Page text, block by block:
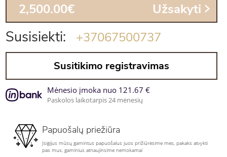
2,500.00€ Užsakyti
Susisiekti: +37067500737
Susitikimo registravimas
Mėnesio įmoka nuo 121.67 €
Paskolos laikotarpis 24 mėnesių
Papuošalų priežiūra
Įsigijus mūsų gamintus papuošalus juos prižiūrėsime mes, pakaks atvykti
pas mus, gaminius atnaujinsime nemokamai